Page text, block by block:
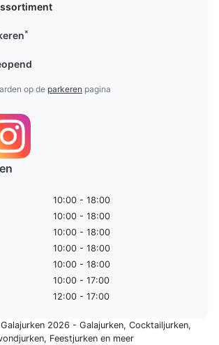
*
op de parkeren pagina
10:00 - 18:00
10:00 - 18:00
10:00 - 18:00
10:00 - 18:00
10:00 - 18:00
10:00 - 17:00
12:00 - 17:00
2026 - Galajurken, Cocktailjurken,
, Feestjurkenen meer